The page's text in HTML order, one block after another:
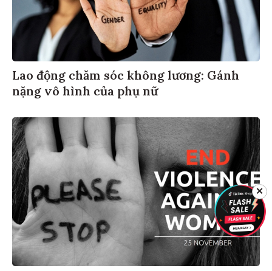
Lao động chăm sóc không lương: Gánh
nặng vô hình của phụ nữ
✕